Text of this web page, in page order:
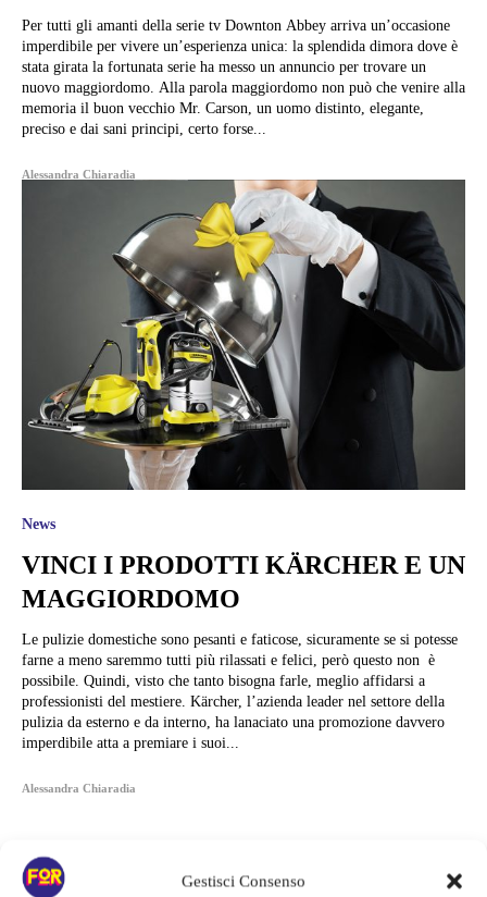
Gestisci Consenso
Per tutti gli amanti della serie tv Downton Abbey arriva un’occasione
imperdibile per vivere un’esperienza unica: la splendida dimora dove è
stata girata la fortunata serie ha messo un annuncio per trovare un
nuovo maggiordomo. Alla parola maggiordomo non può che venire alla
memoria il buon vecchio Mr. Carson, un uomo distinto, elegante,
preciso e dai sani principi, certo forse...
Alessandra Chiaradia
News
VINCI I PRODOTTI KÄRCHER E UN
MAGGIORDOMO
Le pulizie domestiche sono pesanti e faticose, sicuramente se si potesse
farne a meno saremmo tutti più rilassati e felici, però questo non è
possibile. Quindi, visto che tanto bisogna farle, meglio affidarsi a
professionisti del mestiere. Kärcher, l’azienda leader nel settore della
pulizia da esterno e da interno, ha lanaciato una promozione davvero
imperdibile atta a premiare i suoi...
Alessandra Chiaradia